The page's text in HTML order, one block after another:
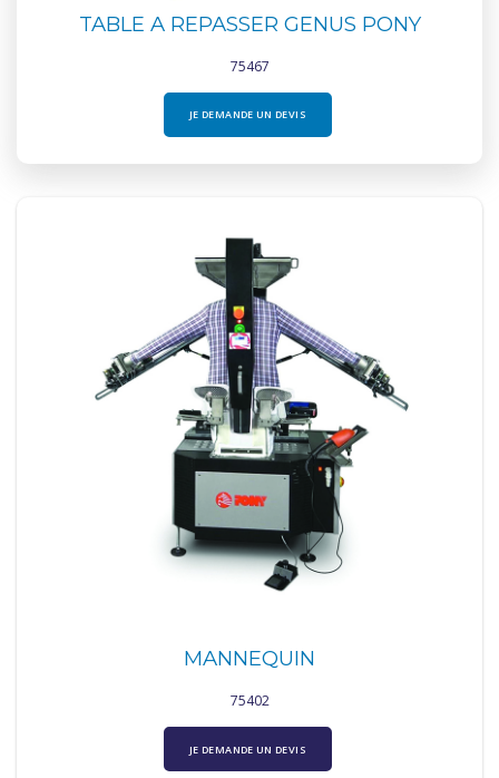
TABLE A REPASSER GENUS PONY
75467
JE DEMANDE UN DEVIS
MANNEQUIN
75402
JE DEMANDE UN DEVIS